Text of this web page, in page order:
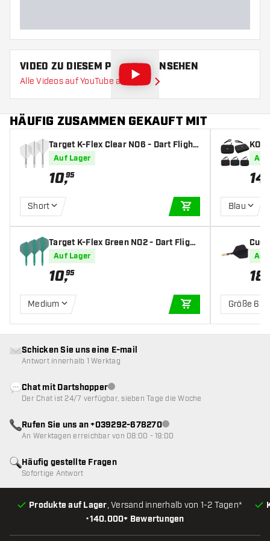
VIDEO ZU DIESEM PRODUKT ANSEHEN
Alle Videos auf YouTube ansehen
HÄUFIG ZUSAMMEN GEKAUFT MIT
Target K-Flex Clear NO6 - Dart Flight
Auf Lager
10,95
Short
IN DEN
Target K-Flex Green NO2 - Dart Flight
Auf Lager
10,95
Medium
IN DEN
Auf
14
Blau
art
Auf
18
Größe 6
•140.000+ Bewertungen
Produkte auf Lager, Versand innerhalb von 1-2 Tagen*
Häufig gestellte Fragen
Sofortige Antwort
Schicken Sie uns eine E-mail
Antwort innerhalb 1 Werktag
Chat mit DartshopperKundenservice nicht verfügbar
Der Chat ist 24/7 verfügbar, sieben Tage die Woche
Rufen Sie uns an +039292-678270Kundenservice nicht
An Werktagen erreichbar von 08:00 - 19:00